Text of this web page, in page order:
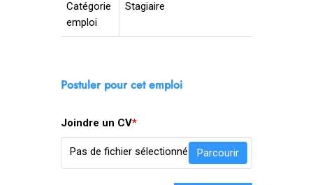
Catégorie
emploi
Stagiaire
Postuler pour cet emploi
Joindre un CV*
Pas de fichier sélectionné Parcourir